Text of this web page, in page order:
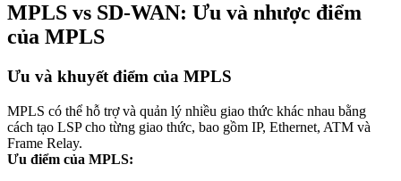
MPLS vs SD-WAN: Ưu và nhược điểm
của MPLS
Ưu và khuyết điểm của MPLS
MPLS có thể hỗ trợ và quản lý nhiều giao thức khác nhau bằng
cách tạo LSP cho từng giao thức, bao gồm IP, Ethernet, ATM và
Frame Relay.
Ưu điểm của MPLS: